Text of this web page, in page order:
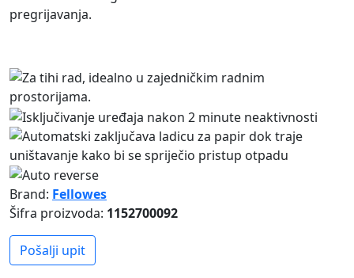
pregrijavanja.
Brand: Fellowes
Šifra proizvoda: 1152700092
Pošalji upit